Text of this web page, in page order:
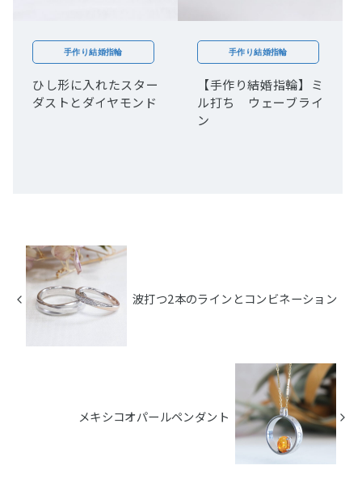
手作り結婚指輪
ひし形に入れたスター
ダストとダイヤモンド
手作り結婚指輪
【手作り結婚指輪】ミ
ル打ち ウェーブライ
ン
波打つ2本のラインとコンビネーション
メキシコオパールペンダント